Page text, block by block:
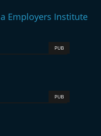
Employers Institute
PUB
PUB